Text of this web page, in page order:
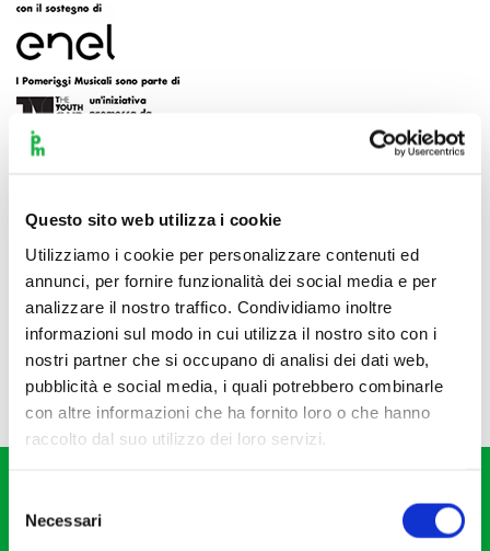
Questo sito web utilizza i cookie
Utilizziamo i cookie per personalizzare contenuti ed
annunci, per fornire funzionalità dei social media e per
analizzare il nostro traffico. Condividiamo inoltre
informazioni sul modo in cui utilizza il nostro sito con i
nostri partner che si occupano di analisi dei dati web,
pubblicità e social media, i quali potrebbero combinarle
con altre informazioni che ha fornito loro o che hanno
raccolto dal suo utilizzo dei loro servizi.
delNecessari